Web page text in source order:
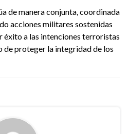
de manera conjunta, coordinada
acciones militares sostenidas
éxito a las intenciones terroristas
de proteger la integridad de los